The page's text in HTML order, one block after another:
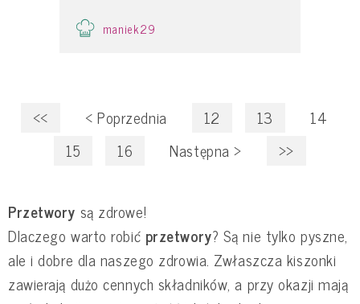
maniek29
<< < Poprzednia 12 13
14
15
16 Następna> >>
Przetwory są zdrowe!
Dlaczego warto robić przetwory? Są nie tylko pyszne,
ale i dobre dla naszego zdrowia. Zwłaszcza kiszonki
zawierają dużo cennych składników, a przy okazji mają